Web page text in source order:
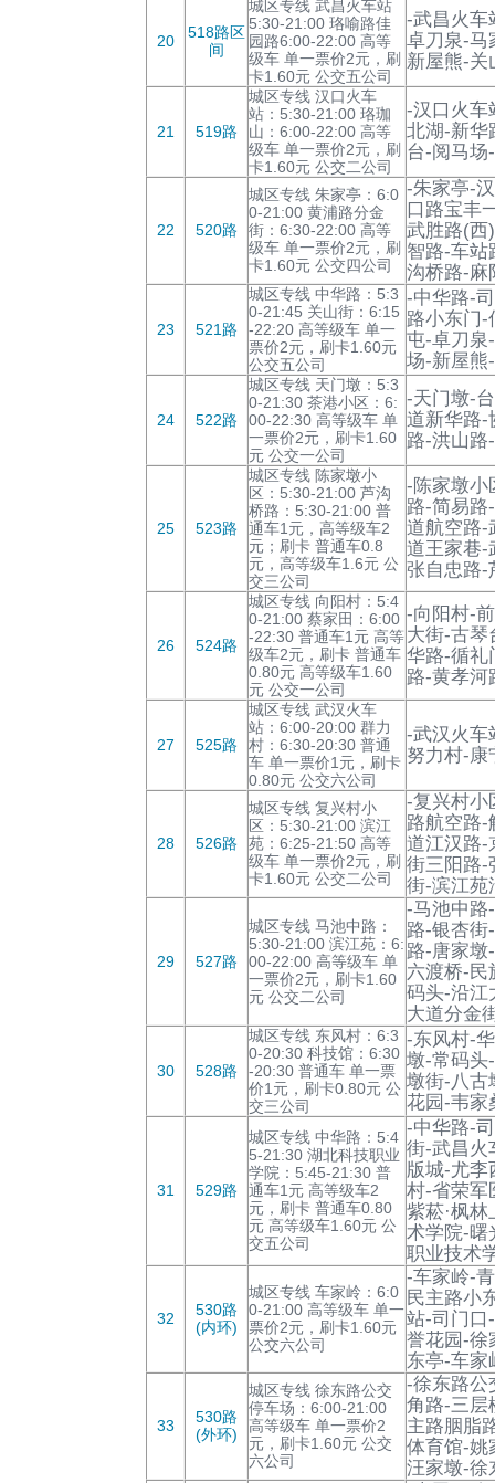
20
518路区
间
城区专线 武昌火车站
5:30-21:00 珞喻路佳
园路6:00-22:00 高等
级车 单一票价2元，刷
卡1.60元 公交五公司
-武昌火车
卓刀泉-马
新屋熊-关
21 519路
城区专线 汉口火车
站：5:30-21:00 珞珈
山：6:00-22:00 高等
级车 单一票价2元，刷
卡1.60元 公交二公司
-汉口火车
北湖-新华
台-阅马场
22 520路
城区专线 朱家亭：6:0
0-21:00 黄浦路分金
街：6:30-22:00 高等
级车 单一票价2元，刷
卡1.60元 公交四公司
-朱家亭-
口路宝丰
武胜路(西
智路-车站
沟桥路-麻
23 521路
城区专线 中华路：5:3
0-21:45 关山街：6:15
-22:20 高等级车 单一
票价2元，刷卡1.60元
公交五公司
-中华路-
路小东门-
屯-卓刀泉
场-新屋熊
24 522路
城区专线 天门墩：5:3
0-21:30 茶港小区：6:
00-22:30 高等级车 单
一票价2元，刷卡1.60
元 公交一公司
-天门墩-
道新华路-
路-洪山路
25 523路
城区专线 陈家墩小
区：5:30-21:00 芦沟
桥路：5:30-21:00 普
通车1元，高等级车2
元；刷卡 普通车0.8
元，高等级车1.6元 公
交三公司
-陈家墩小
路-简易路
道航空路-
道王家巷-
张自忠路-
26 524路
城区专线 向阳村：5:4
0-21:00 蔡家田：6:00
-22:30 普通车1元 高等
级车2元，刷卡 普通车
0.80元 高等级车1.60
元 公交一公司
-向阳村-
大街-古琴
华路-循礼
路-黄孝河
27 525路
城区专线 武汉火车
站：6:00-20:00 群力
村：6:30-20:30 普通
车 单一票价1元，刷卡
0.80元 公交六公司
-武汉火车
努力村-康
28 526路
城区专线 复兴村小
区：5:30-21:00 滨江
苑：6:25-21:50 高等
级车 单一票价2元，刷
卡1.60元 公交二公司
-复兴村小
路航空路-
道江汉路-
街三阳路-
街-滨江苑
29 527路
城区专线 马池中路：
5:30-21:00 滨江苑：6:
00-22:00 高等级车 单
一票价2元，刷卡1.60
元 公交二公司
-马池中路
路-银杏街
路-唐家墩
六渡桥-民
码头-沿江
大道分金
30 528路
城区专线 东风村：6:3
0-20:30 科技馆：6:30
-20:30 普通车 单一票
价1元，刷卡0.80元 公
交三公司
-东风村-
墩-常码头
墩街-八古
花园-韦家
31 529路
城区专线 中华路：5:4
5-21:30 湖北科技职业
学院：5:45-21:30 普
通车1元 高等级车2
元，刷卡 普通车0.80
元 高等级车1.60元 公
交五公司
-中华路-
街-武昌火
版城-尤李
村-省荣军
紫菘·枫
术学院-曙
职业技术
32
530路
(内环)
城区专线 车家岭：6:0
0-21:00 高等级车 单一
票价2元，刷卡1.60元
公交六公司
-车家岭-
民主路小
站-司门口
誉花园-徐
东亭-车家
33
530路
(外环)
城区专线 徐东路公交
停车场：6:00-21:00
高等级车 单一票价2
元，刷卡1.60元 公交
六公司
-徐东路公
角路-三层
主路胭脂
体育馆-姚
汪家墩-徐